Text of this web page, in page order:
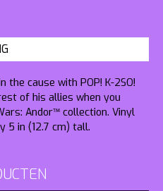
the cause with POP! K-2SO!
of his allies when you
Andor™ collection. Vinyl
5 in (12.7 cm) tall.